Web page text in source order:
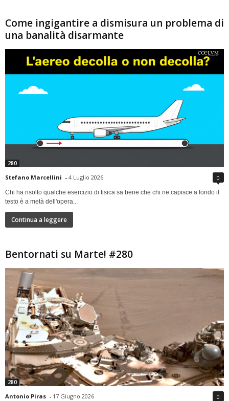
Come ingigantire a dismisura un problema di
una banalità disarmante
280
Stefano Marcellini - 4 Luglio 2026 0
Chi ha risolto qualche esercizio di fisica sa bene che chi ne capisce a fondo il
testo è a metà dell'opera...
Continua a leggere
Bentornati su Marte! #280
280
Antonio Piras - 17 Giugno 2026 0